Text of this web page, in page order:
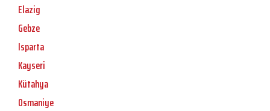
Elazig
Gebze
Isparta
Kayseri
Kütahya
Osmaniye